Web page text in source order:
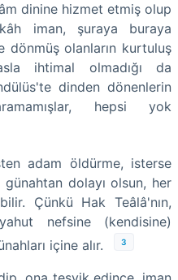
dinine hizmet etmiş olup
iman, şuraya buraya
dönmüş olanların kurtuluş
ihtimal olmadığı da
dinden dönenlerin
hepsi yok
adam öldürme, isterse
dolayı olsun, her
Çünkü Hak Teâlâ'nın,
nefsine (kendisine)
içine alır.
3